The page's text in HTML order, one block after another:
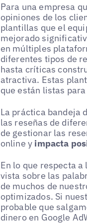
Para una empresa
opiniones de los
plantillas que el
mejorado
en múltiples
diferentes tipos de
hasta críticas
atractiva. Estas
que están listas
La práctica bandeja
las reseñas de
de gestionar las
online y impacta
En lo que respecta
vista sobre las
de muchos de
optimizados. Si
probable que
dinero en Google